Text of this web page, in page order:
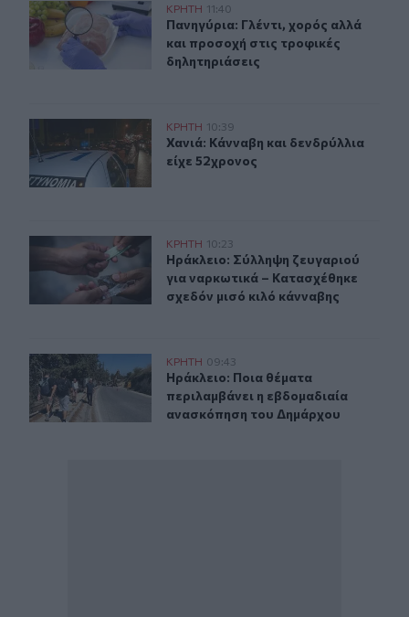
Πανηγύρια: Γλέντι, χορός αλλά και προσοχή στις
ΚΡΗΤΗ 11:40
Πανηγύρια: Γλέντι, χορός αλλά
Πανηγύρια: Γλέντι, χορός αλλά
και προσοχή στις τροφικές
δηλητηριάσεις
Χανιά: Κάνναβη και δενδρύλλια είχε 52χρονος
ΚΡΗΤΗ 10:39
Χανιά: Κάνναβη και δενδρύλλια
Χανιά: Κάνναβη και δενδρύλλια
είχε 52χρονος
Ηράκλειο: Σύλληψη ζευγαριού για ναρκωτικά –
ΚΡΗΤΗ 10:23
Ηράκλειο: Σύλληψη ζευγαριού για
Ηράκλειο: Σύλληψη ζευγαριού
για ναρκωτικά – Κατασχέθηκε
σχεδόν μισό κιλό κάνναβης
Ηράκλειο: Ποια θέματα περιλαμβάνει η εβδομαδιαία
ΚΡΗΤΗ 09:43
Ηράκλειο: Ποια θέματα
Ηράκλειο: Ποια θέματα
περιλαμβάνει η εβδομαδιαία
ανασκόπηση του Δημάρχου